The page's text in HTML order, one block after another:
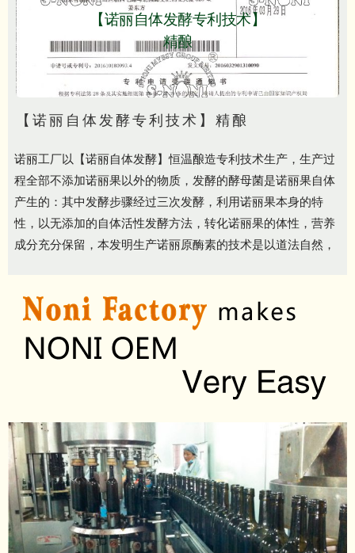
【诺丽自体发酵专利技术】
精酿
【诺丽自体发酵专利技术】精酿
诺丽工厂以【诺丽自体发酵】恒温酿造专利技术生产，生产过
程全部不添加诺丽果以外的物质，发酵的酵母菌是诺丽果自体
产生的：其中发酵步骤经过三次发酵，利用诺丽果本身的特
性，以无添加的自体活性发酵方法，转化诺丽果的体性，营养
成分充分保留，本发明生产诺丽原酶素的技术是以道法自然，